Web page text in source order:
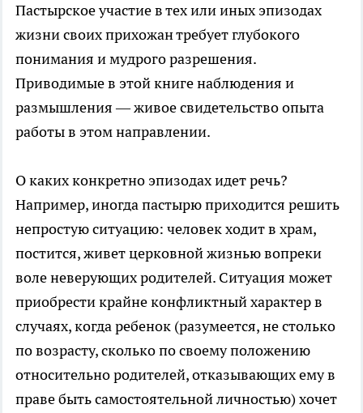
Пастырское участие в тех или иных эпизодах
жизни своих прихожан требует глубокого
понимания и мудрого разрешения.
Приводимые в этой книге наблюдения и
размышления — живое свидетельство опыта
работы в этом направлении.
О каких конкретно эпизодах идет речь?
Например, иногда пастырю приходится решить
непростую ситуацию: человек ходит в храм,
постится, живет церковной жизнью вопреки
воле неверующих родителей. Ситуация может
приобрести крайне конфликтный характер в
случаях, когда ребенок (разумеется, не столько
по возрасту, сколько по своему положению
относительно родителей, отказывающих ему в
праве быть самостоятельной личностью) хочет